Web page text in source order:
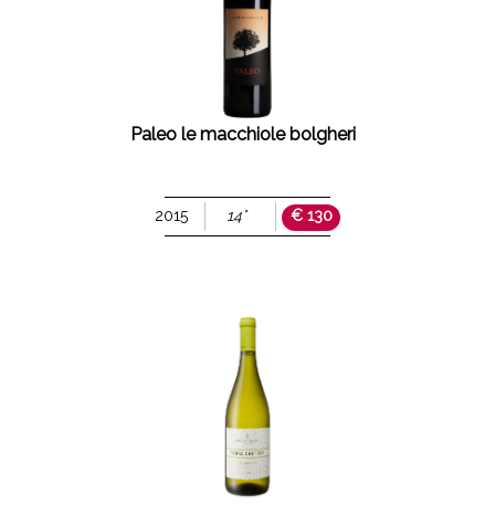
Paleo le macchiole bolgheri
2015 14° € 130